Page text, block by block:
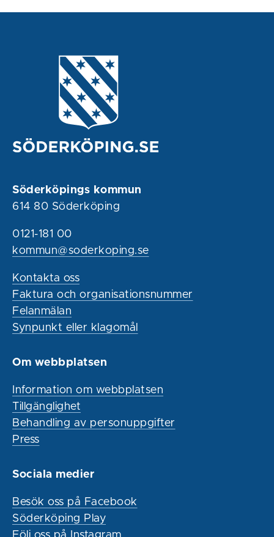
Söderköpings kommun
614 80 Söderköping
0121-181 00
kommun@soderkoping.se
Kontakta oss
Faktura och organisationsnummer
Felanmälan
Synpunkt eller klagomål
Om webbplatsen
Information om webbplatsen
Tillgänglighet
Behandling av personuppgifter
Press
Sociala medier
Besök oss på Facebook
Söderköping Play